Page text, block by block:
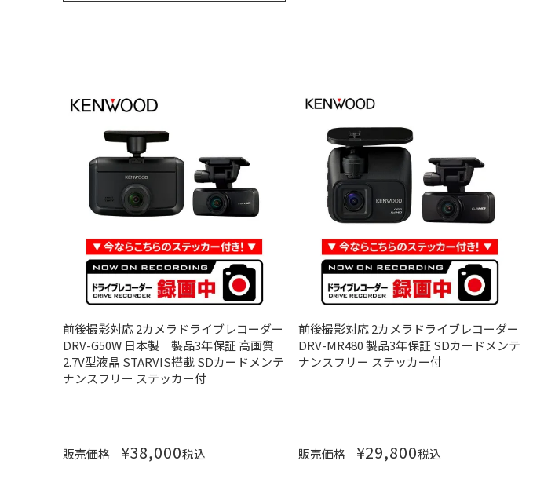
前後撮影対応 2カメラドライブレコーダー
DRV-G50W 日本製 製品3年保証 高画質
2.7V型液晶 STARVIS搭載 SDカードメンテ
ナンスフリー ステッカー付
販売価格 ¥38,000税込
前後撮影対応 2カメラドライブレコーダー
DRV-MR480 製品3年保証 SDカードメンテ
ナンスフリー ステッカー付
販売価格 ¥29,800税込